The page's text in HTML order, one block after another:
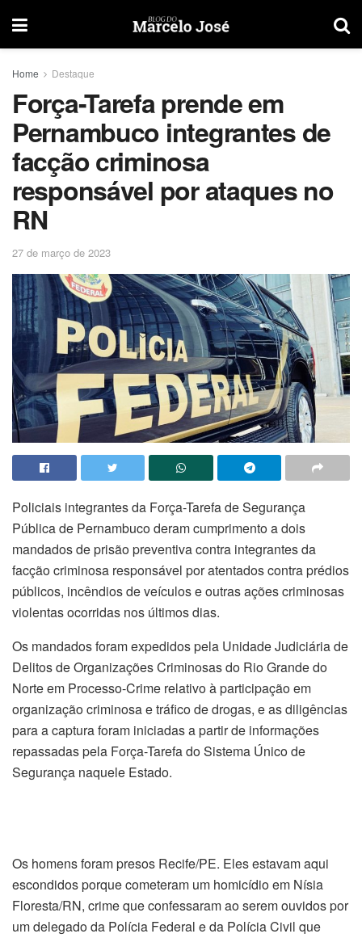
Home Destaque
Força-Tarefa prende em
Pernambuco integrantes de
facção criminosa
responsável por ataques no
RN
27 de março de 2023
Policiais integrantes da Força-Tarefa de Segurança
Pública de Pernambuco deram cumprimento a dois
mandados de prisão preventiva contra integrantes da
facção criminosa responsável por atentados contra prédios
públicos, incêndios de veículos e outras ações criminosas
violentas ocorridas nos últimos dias.
Os mandados foram expedidos pela Unidade Judiciária de
Delitos de Organizações Criminosas do Rio Grande do
Norte em Processo-Crime relativo à participação em
organização criminosa e tráfico de drogas, e as diligências
para a captura foram iniciadas a partir de informações
repassadas pela Força-Tarefa do Sistema Único de
Segurança naquele Estado.
Os homens foram presos Recife/PE. Eles estavam aqui
escondidos porque cometeram um homicídio em Nísia
Floresta/RN, crime que confessaram ao serem ouvidos por
um delegado da Polícia Federal e da Polícia Civil que